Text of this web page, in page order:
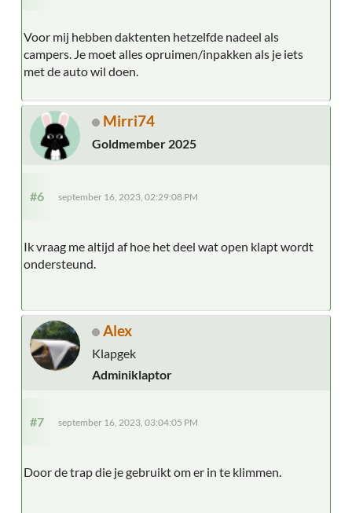
Voor mij hebben daktenten hetzelfde nadeel als
campers. Je moet alles opruimen/inpakken als je iets
met de auto wil doen.
Mirri74
Goldmember 2025
#6 september 16, 2023, 02:29:08 PM
Ik vraag me altijd af hoe het deel wat open klapt wordt
ondersteund.
Alex
Klapgek
Adminiklaptor
#7 september 16, 2023, 03:04:05 PM
Door de trap die je gebruikt om er in te klimmen.